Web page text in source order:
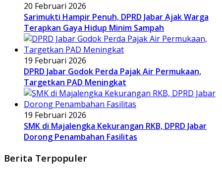
20 Februari 2026
Sarimukti Hampir Penuh, DPRD Jabar Ajak Warga
Terapkan Gaya Hidup Minim Sampah
19 Februari 2026
DPRD Jabar Godok Perda Pajak Air Permukaan,
Targetkan PAD Meningkat
19 Februari 2026
SMK di Majalengka Kekurangan RKB, DPRD Jabar
Dorong Penambahan Fasilitas
Berita Terpopuler